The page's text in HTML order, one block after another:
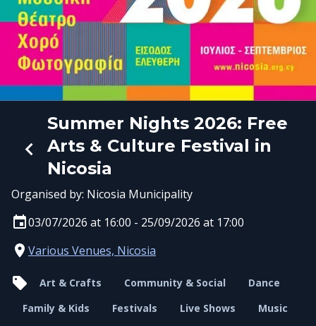
Summer Nights 2026: Free
Arts & Culture Festival in
Nicosia
Organised by: Nicosia Municipality
03/07/2026 at 16:00 - 25/09/2026 at 17:00
Various Venues, Nicosia
Art & Crafts Community & Social
Dance
Family & Kids
Festivals Live Shows
Music